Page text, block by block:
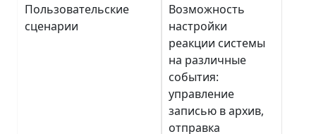
Пользовательские
сценарии
Возможность
настройки
реакции системы
на различные
события:
управление
записью в архив,
отправка